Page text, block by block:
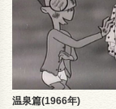
温泉篇(1966年)